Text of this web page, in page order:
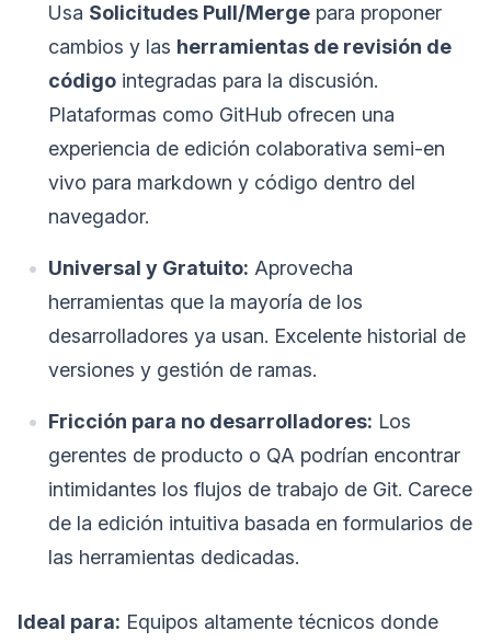
Usa Solicitudes Pull/Merge para proponer
cambios y las herramientas de revisión de
código integradas para la discusión.
Plataformas como GitHub ofrecen una
experiencia de edición colaborativa semi-en
vivo para markdown y código dentro del
navegador.
Universal y Gratuito: Aprovecha
herramientas que la mayoría de los
desarrolladores ya usan. Excelente historial de
versiones y gestión de ramas.
Fricción para no desarrolladores: Los
gerentes de producto o QA podrían encontrar
intimidantes los flujos de trabajo de Git. Carece
de la edición intuitiva basada en formularios de
las herramientas dedicadas.
Ideal para: Equipos altamente técnicos donde